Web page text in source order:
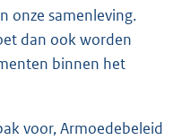
onze samenleving.
dan ook worden
binnen het
voor, Armoedebeleid